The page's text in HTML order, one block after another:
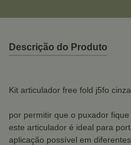
Descrição do Produto
Kit articulador free fold j5fo
por permitir que o puxador
este articulador é ideal para
aplicação possível em